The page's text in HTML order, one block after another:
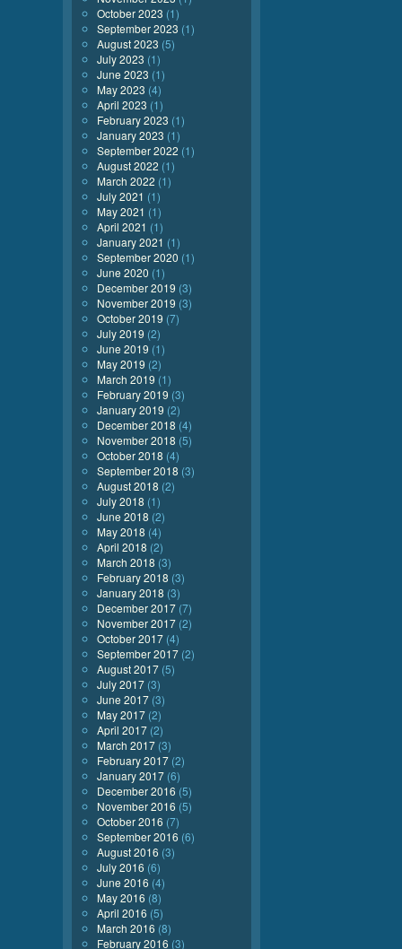
October 2023 (1)
September 2023 (1)
August 2023 (5)
July 2023 (1)
June 2023 (1)
May 2023 (4)
April 2023 (1)
February 2023 (1)
January 2023 (1)
September 2022 (1)
August 2022 (1)
March 2022 (1)
July 2021 (1)
May 2021 (1)
April 2021 (1)
January 2021 (1)
September 2020 (1)
June 2020 (1)
December 2019 (3)
November 2019 (3)
October 2019 (7)
July 2019 (2)
June 2019 (1)
May 2019 (2)
March 2019 (1)
February 2019 (3)
January 2019 (2)
December 2018 (4)
November 2018 (5)
October 2018 (4)
September 2018 (3)
August 2018 (2)
July 2018 (1)
June 2018 (2)
May 2018 (4)
April 2018 (2)
March 2018 (3)
February 2018 (3)
January 2018 (3)
December 2017 (7)
November 2017 (2)
October 2017 (4)
September 2017 (2)
August 2017 (5)
July 2017 (3)
June 2017 (3)
May 2017 (2)
April 2017 (2)
March 2017 (3)
February 2017 (2)
January 2017 (6)
December 2016 (5)
November 2016 (5)
October 2016 (7)
September 2016 (6)
August 2016 (3)
July 2016 (6)
June 2016 (4)
May 2016 (8)
April 2016 (5)
March 2016 (8)
February 2016 (3)